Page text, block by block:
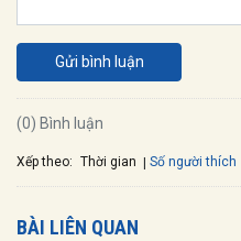
Gửi bình luận
(0) Bình luận
Xếp theo: Thời gian Số người thích
BÀI LIÊN QUAN